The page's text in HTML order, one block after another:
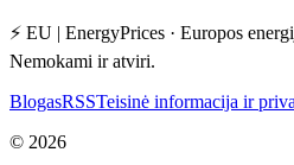
⚡ EU | EnergyPrices · Europos
Nemokami ir atviri.
BlogasRSSTeisinė informacija ir
© 2026